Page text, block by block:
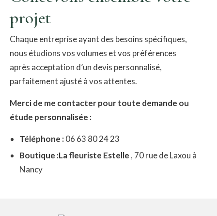
projet
​Chaque entreprise ayant des besoins spécifiques,
nous étudions vos volumes et vos préférences
après acceptation d’un devis personnalisé,
parfaitement ajusté à vos attentes.
Merci de me contacter pour toute demande ou
étude personnalisée :
Téléphone :06 63 80 24 23
Boutique :La fleuriste Estelle , 70 rue de Laxou à
Nancy